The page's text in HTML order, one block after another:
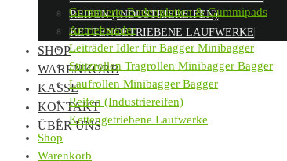
REIFEN (INDUSTRIEREIFEN)
KETTENGETRIEBENE LAUFWERKE
SHOP
WARENKORB
KASSE
KONTAKT
ÜBER UNS
Gummierte Bodenplatten & Gummipads
Antriebsräder
Leiträder Idler für Bagger Minibagger
Stützrollen Tragrollen Minibagger Bagger
Laufrollen Minibagger Bagger
Reifen (Industriereifen)
Kettengetriebene Laufwerke
Shop
Warenkorb